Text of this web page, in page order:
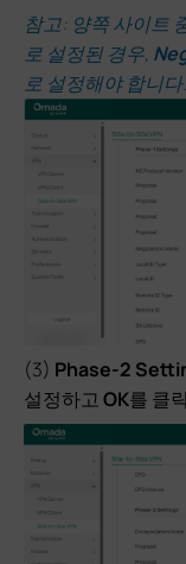
참고: 양쪽 사이트
로 설정된 경우,
로 설정해야 합니다.
(3) Phase-2
설정하고OK를 클